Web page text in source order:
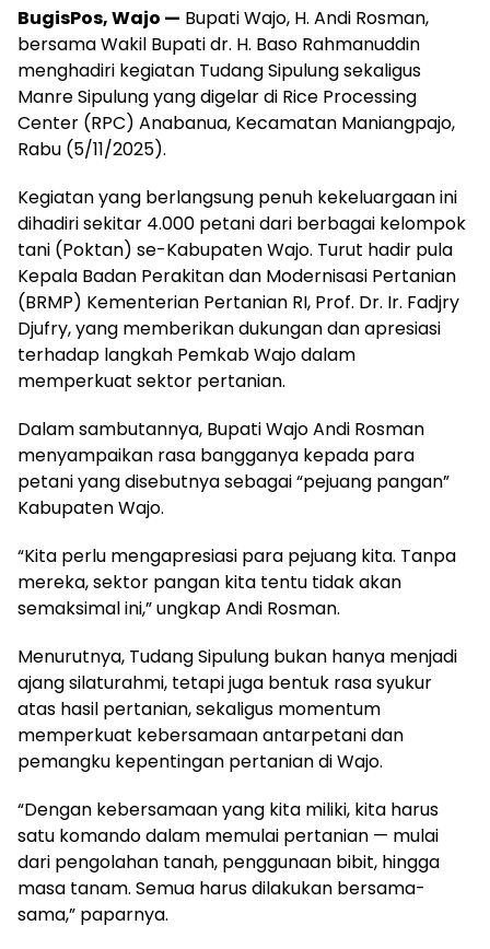
BugisPos, Wajo — Bupati Wajo, H. Andi Rosman,
bersama Wakil Bupati dr. H. Baso Rahmanuddin
menghadiri kegiatan Tudang Sipulung sekaligus
Manre Sipulung yang digelar di Rice Processing
Center (RPC) Anabanua, Kecamatan Maniangpajo,
Rabu (5/11/2025).
Kegiatan yang berlangsung penuh kekeluargaan ini
dihadiri sekitar 4.000 petani dari berbagai kelompok
tani (Poktan) se-Kabupaten Wajo. Turut hadir pula
Kepala Badan Perakitan dan Modernisasi Pertanian
(BRMP) Kementerian Pertanian RI, Prof. Dr. Ir. Fadjry
Djufry, yang memberikan dukungan dan apresiasi
terhadap langkah Pemkab Wajo dalam
memperkuat sektor pertanian.
Dalam sambutannya, Bupati Wajo Andi Rosman
menyampaikan rasa bangganya kepada para
petani yang disebutnya sebagai “pejuang pangan”
Kabupaten Wajo.
“Kita perlu mengapresiasi para pejuang kita. Tanpa
mereka, sektor pangan kita tentu tidak akan
semaksimal ini,” ungkap Andi Rosman.
Menurutnya, Tudang Sipulung bukan hanya menjadi
ajang silaturahmi, tetapi juga bentuk rasa syukur
atas hasil pertanian, sekaligus momentum
memperkuat kebersamaan antarpetani dan
pemangku kepentingan pertanian di Wajo.
“Dengan kebersamaan yang kita miliki, kita harus
satu komando dalam memulai pertanian — mulai
dari pengolahan tanah, penggunaan bibit, hingga
masa tanam. Semua harus dilakukan bersama-
sama,” paparnya.